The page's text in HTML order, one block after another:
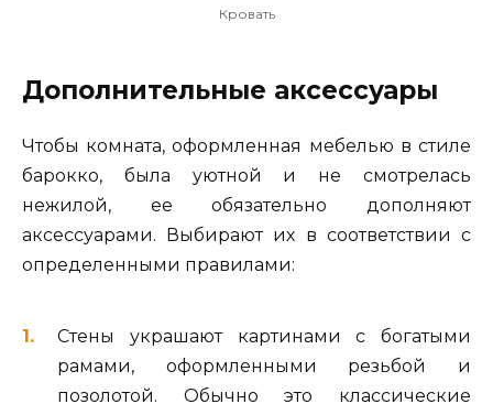
Кровать
Дополнительные аксессуары
Чтобы комната, оформленная мебелью в стиле
барокко, была уютной и не смотрелась
нежилой, ее обязательно дополняют
аксессуарами. Выбирают их в соответствии с
определенными правилами:
Стены украшают картинами с богатыми
рамами, оформленными резьбой и
позолотой. Обычно это классические